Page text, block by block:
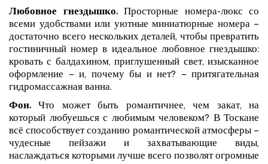
Любовное гнездышко.Просторные номера-люкс со
всеми удобствами или уютные миниатюрные номера –
достаточно всего нескольких деталей, чтобы превратить
гостиничный номер в идеальное любовное гнездышко:
кровать с балдахином, приглушенный свет, изысканное
оформление – и, почему бы и нет? – притягательная
гидромассажная ванна.
Фон. Что может быть романтичнее, чем закат, на
который любуешься с любимым человеком? В Тоскане
всё способствует созданию романтической атмосферы –
чудесные пейзажи и захватывающие виды,
наслаждаться которыми лучше всего позволят огромные